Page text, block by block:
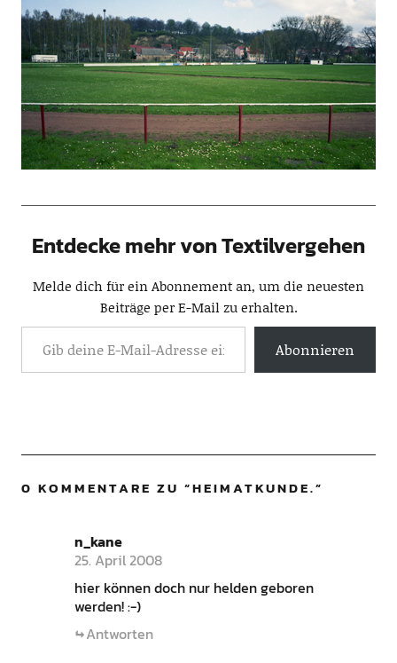
Entdecke mehr von Textilvergehen
Melde dich für ein Abonnement an, um die neuesten
Beiträge per E-Mail zu erhalten.
Abonnieren
0 KOMMENTARE ZU “HEIMATKUNDE.”
n_kane
25. April 2008
hier können doch nur helden geboren
werden! :-)
Antworten